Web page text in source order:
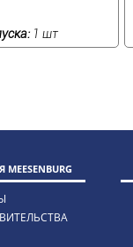
1 шт